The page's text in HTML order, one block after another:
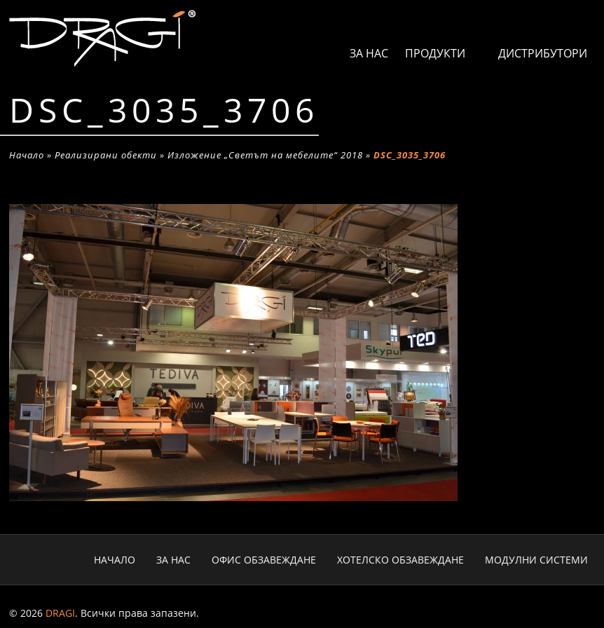
ЗА НАС ПРОДУКТИ ДИСТРИБУТОРИ
DSC_3035_3706
Начало »Реализирани обекти »Изложение „Светът на мебелите“ 2018 »DSC_3035_3706
НАЧАЛО ЗА НАС ОФИС ОБЗАВЕЖДАНЕ ХОТЕЛСКО ОБЗАВЕЖДАНЕ МОДУЛНИ СИСТЕМИ
© 2026 DRAGI. Всички права запазени.